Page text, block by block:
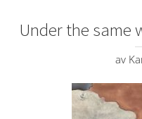
Under the same
av